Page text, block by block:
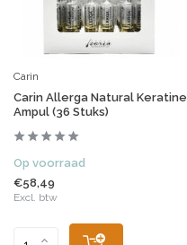
Carin
Carin Allerga Natural Keratine
Ampul (36 Stuks)
Op voorraad
€58,49
Excl. btw